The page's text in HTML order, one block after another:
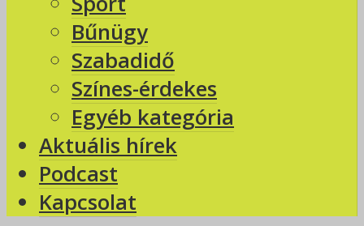
Bűnügy
Szabadidő
Színes-érdekes
Egyéb kategória
Aktuális hírek
Podcast
Kapcsolat